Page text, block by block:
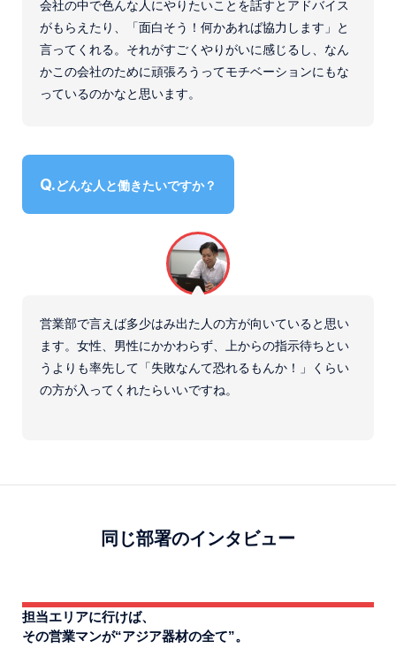
会社の中で色んな人にやりたいことを話すとアドバイス
がもらえたり、「面白そう！何かあれば協力します」と
言ってくれる。それがすごくやりがいに感じるし、なん
かこの会社のために頑張ろうってモチベーションにもな
っているのかなと思います。
どんな人と働きたいですか？
営業部で言えば多少はみ出た人の方が向いていると思い
ます。女性、男性にかかわらず、上からの指示待ちとい
うよりも率先して「失敗なんて恐れるもんか！」くらい
の方が入ってくれたらいいですね。
同じ部署のインタビュー
担当エリアに行けば、
その営業マンが“アジア器材の全て”。